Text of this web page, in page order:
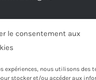
le consentement aux
expériences, nous utilisons des
stocker et/ou accéder aux